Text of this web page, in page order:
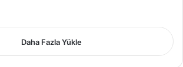
Daha Fazla Yükle